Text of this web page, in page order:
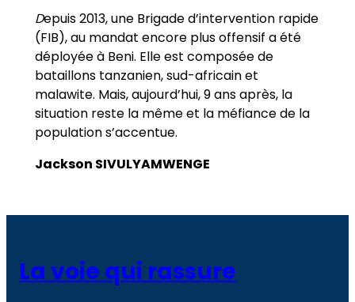
Depuis 2013, une Brigade d’intervention rapide
(FIB), au mandat encore plus offensif a été
déployée à Beni. Elle est composée de
bataillons tanzanien, sud-africain et
malawite. Mais, aujourd’hui, 9 ans après, la
situation reste la même et la méfiance de la
population s’accentue.
Jackson SIVULYAMWENGE
La voie qui rassure